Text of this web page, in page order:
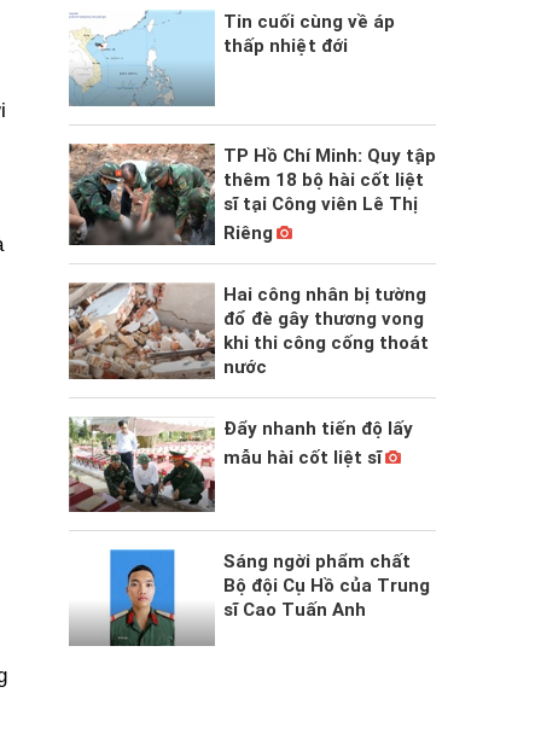
Tin cuối cùng về áp
thấp nhiệt đới
TP Hồ Chí Minh: Quy tập
thêm 18 bộ hài cốt liệt
sĩ tại Công viên Lê Thị
Riêng
Hai công nhân bị tường
đổ đè gây thương vong
khi thi công cống thoát
nước
Đẩy nhanh tiến độ lấy
mẫu hài cốt liệt sĩ
Sáng ngời phẩm chất
Bộ đội Cụ Hồ của Trung
sĩ Cao Tuấn Anh